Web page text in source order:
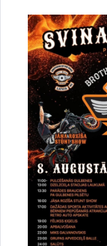
18. Ja vienu
izglītojamie, iegūtās
izglītojamo skaitu.
19. Ja izglītojamais
skolēnu zinātniskās
Latvijas skolēnu
tad naudas balvas
konferencē.
20. Ja izglītojamais
balvu apmēru summē
naudas balvu apmēra
IV. Pedagogu un
ieguldījuma,